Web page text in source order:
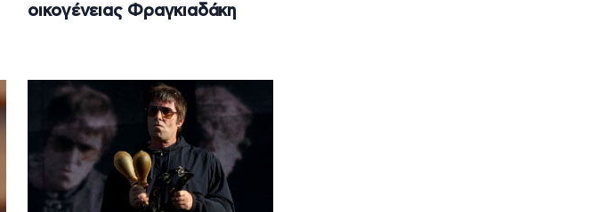
οικογένειας Φραγκιαδάκη